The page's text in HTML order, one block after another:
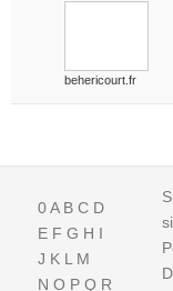
behericourt.fr
0A B C D
E F G H I
J K L M
N O P Q R